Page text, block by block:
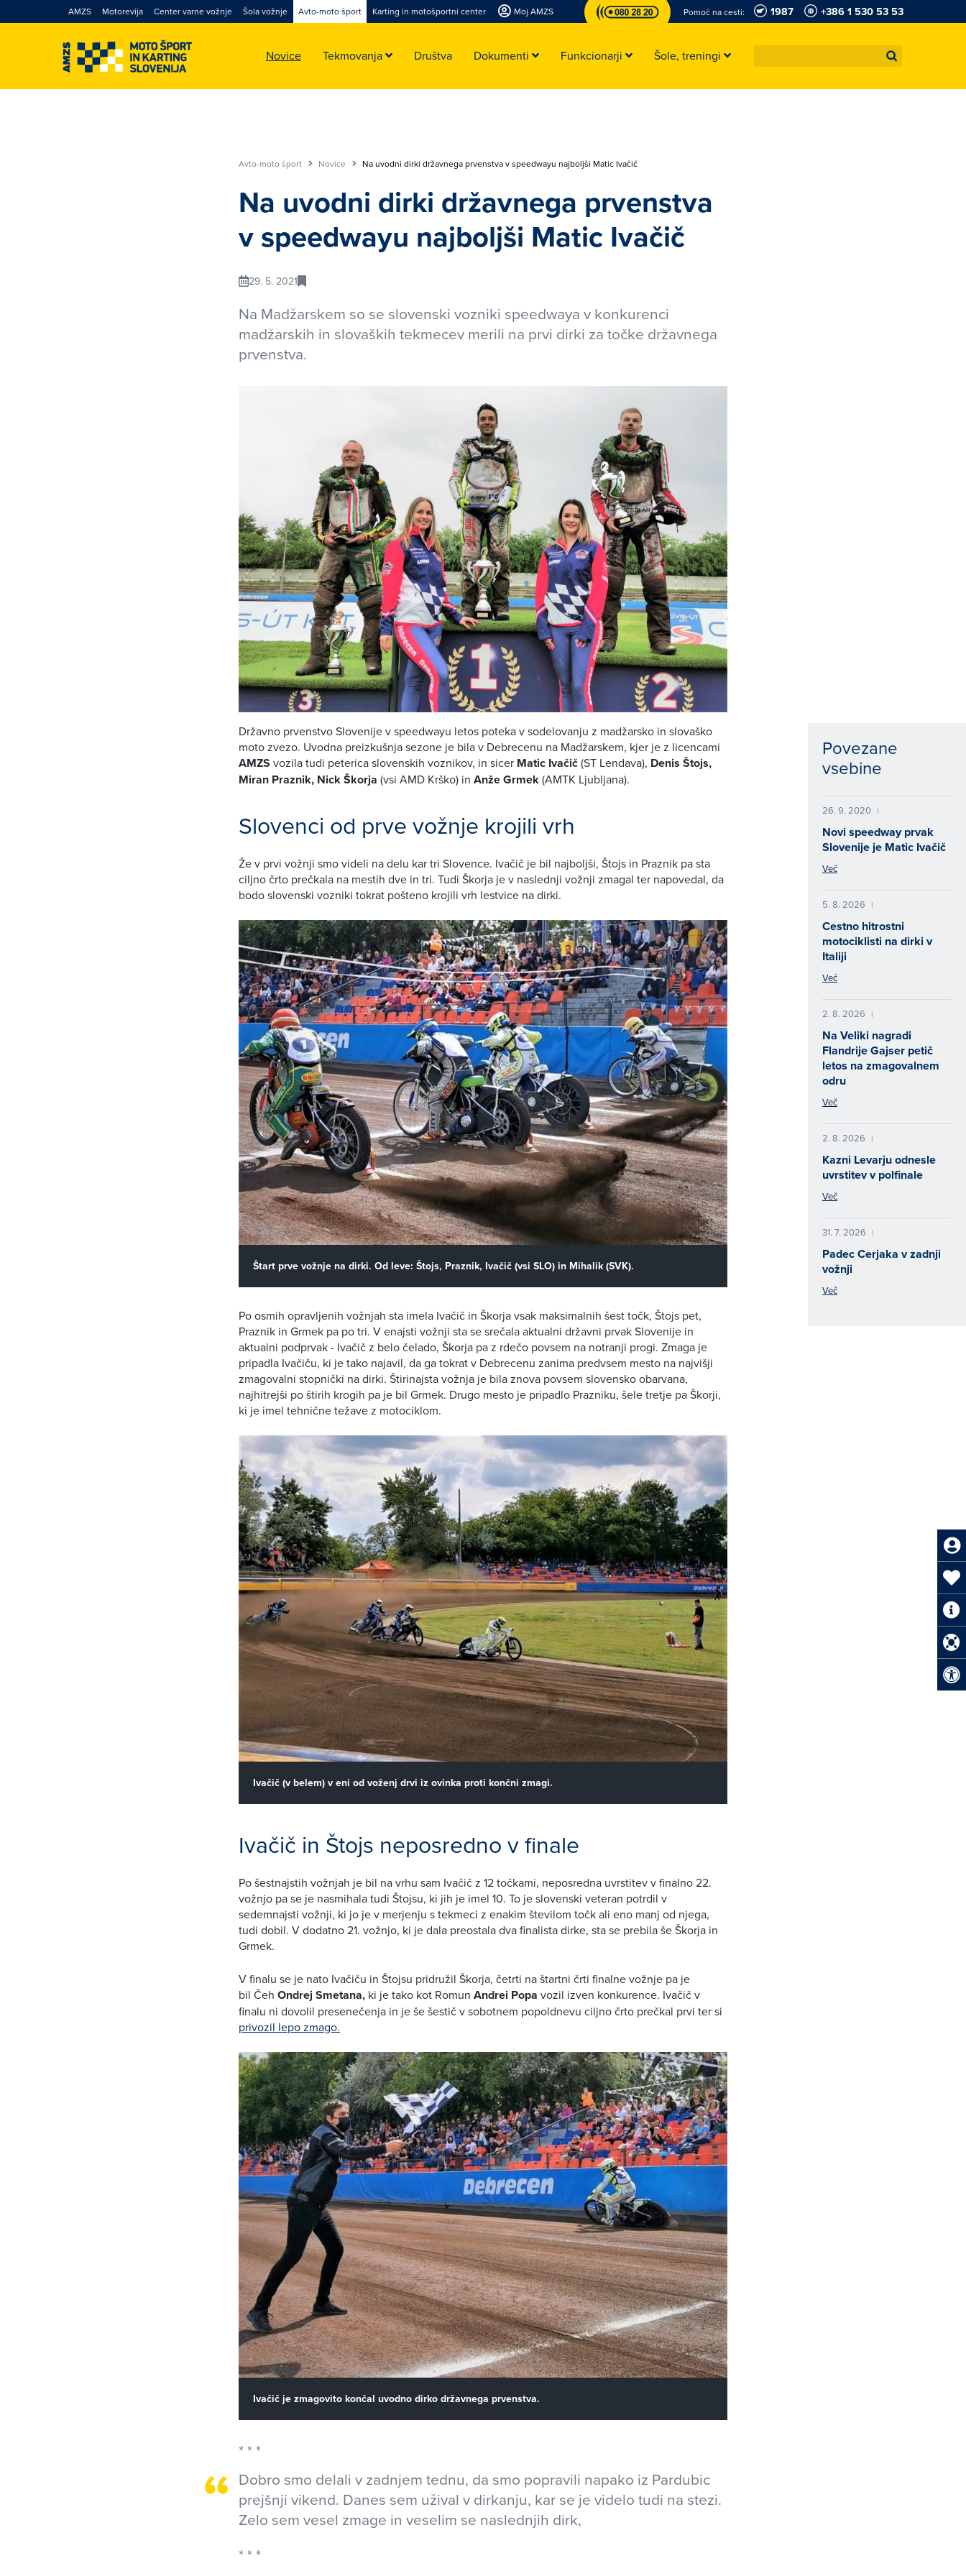
AMZS Motorevija Center varne vožnje Šola vožnje Avto-moto šport Karting in motošportni center Moj AMZS Pomoč na cesti: 1987 +386 1 530 53 53
Novice Tekmovanja Društva Dokumenti Funkcionarji Šole, treningi
Avto-moto šport Novice Na uvodni dirki državnega prvenstva v speedwayu najboljši Matic Ivačič
Na uvodni dirki državnega prvenstva
v speedwayu najboljši Matic Ivačič
29. 5. 2021
Na Madžarskem so se slovenski vozniki speedwaya v konkurenci
madžarskih in slovaških tekmecev merili na prvi dirki za točke državnega
prvenstva.
Državno prvenstvo Slovenije v speedwayu letos poteka v sodelovanju z madžarsko in slovaško
moto zvezo. Uvodna preizkušnja sezone je bila v Debrecenu na Madžarskem, kjer je z licencami
AMZS vozila tudi peterica slovenskih voznikov, in sicer Matic Ivačič(ST Lendava), Denis Štojs,
Miran Praznik, Nick Škorja (vsi AMD Krško) in Anže Grmek(AMTK Ljubljana).
Slovenci od prve vožnje krojili vrh
Že v prvi vožnji smo videli na delu kar tri Slovence. Ivačič je bil najboljši, Štojs in Praznik pa sta
ciljno črto prečkala na mestih dve in tri. Tudi Škorja je v naslednji vožnji zmagal ter napovedal, da
bodo slovenski vozniki tokrat pošteno krojili vrh lestvice na dirki.
Štart prve vožnje na dirki. Od leve: Štojs, Praznik, Ivačič (vsi SLO) in Mihalik (SVK).
Po osmih opravljenih vožnjah sta imela Ivačič in Škorja vsak maksimalnih šest točk, Štojs pet,
Praznik in Grmek pa po tri. V enajsti vožnji sta se srečala aktualni državni prvak Slovenije in
aktualni podprvak - Ivačič z belo čelado, Škorja pa z rdečo povsem na notranji progi. Zmaga je
pripadla Ivačiču, ki je tako najavil, da ga tokrat v Debrecenu zanima predvsem mesto na najvišji
zmagovalni stopnički na dirki. Štirinajsta vožnja je bila znova povsem slovensko obarvana,
najhitrejši po štirih krogih pa je bil Grmek. Drugo mesto je pripadlo Prazniku, šele tretje pa Škorji,
ki je imel tehnične težave z motociklom.
Ivačič (v belem) v eni od voženj drvi iz ovinka proti končni zmagi.
Ivačič in Štojs neposredno v finale
Po šestnajstih vožnjah je bil na vrhu sam Ivačič z 12 točkami, neposredna uvrstitev v finalno 22.
vožnjo pa se je nasmihala tudi Štojsu, ki jih je imel 10. To je slovenski veteran potrdil v
sedemnajsti vožnji, ki jo je v merjenju s tekmeci z enakim številom točk ali eno manj od njega,
tudi dobil. V dodatno 21. vožnjo, ki je dala preostala dva finalista dirke, sta se prebila še Škorja in
Grmek.
V finalu se je nato Ivačiču in Štojsu pridružil Škorja, četrti na štartni črti finalne vožnje pa je
bil Čeh Ondrej Smetana, ki je tako kot Romun Andrei Popa vozil izven konkurence. Ivačič v
finalu ni dovolil presenečenja in je še šestič v sobotnem popoldnevu ciljno črto prečkal prvi ter si
privozil lepo zmago.
Ivačič je zmagovito končal uvodno dirko državnega prvenstva.
Dobro smo delali v zadnjem tednu, da smo popravili napako iz Pardubic
prejšnji vikend. Danes sem užival v dirkanju, kar se je videlo tudi na stezi.
Zelo sem vesel zmage in veselim se naslednjih dirk,
Povezane
vsebine
26. 9. 2020 |
Novi speedway prvak
Slovenije je Matic Ivačič
Več
5. 8. 2026 |
Cestno hitrostni
motociklisti na dirki v
Italiji
Več
2. 8. 2026 |
Na Veliki nagradi
Flandrije Gajser petič
letos na zmagovalnem
odru
Več
2. 8. 2026 |
Kazni Levarju odnesle
uvrstitev v polfinale
Več
31. 7. 2026 |
Padec Cerjaka v zadnji
vožnji
Več